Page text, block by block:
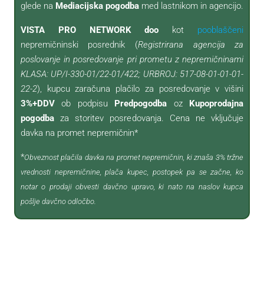
glede na Mediacijska pogodbamed lastnikom in agencijo.
VISTA PRO NETWORK doo kot pooblaščeni
nepremičninski posrednik (Registrirana agencija za
poslovanje in posredovanje pri prometu z nepremičninami
KLASA: UP/I-330-01/22-01/422; URBROJ: 517-08-01-01-01-
22-2), kupcu zaračuna plačilo za posredovanje v višini
3%+DDVob podpisu Predpogodba oz
Kupoprodajna
pogodbaza storitev posredovanja. Cena ne vključuje
davka na promet nepremičnin*
*Obveznost plačila davka na promet nepremičnin, ki znaša 3% tržne
vrednosti nepremičnine, plača kupec, postopek pa se začne, ko
notar o prodaji obvesti davčno upravo, ki nato na naslov kupca
pošlje davčno odločbo.